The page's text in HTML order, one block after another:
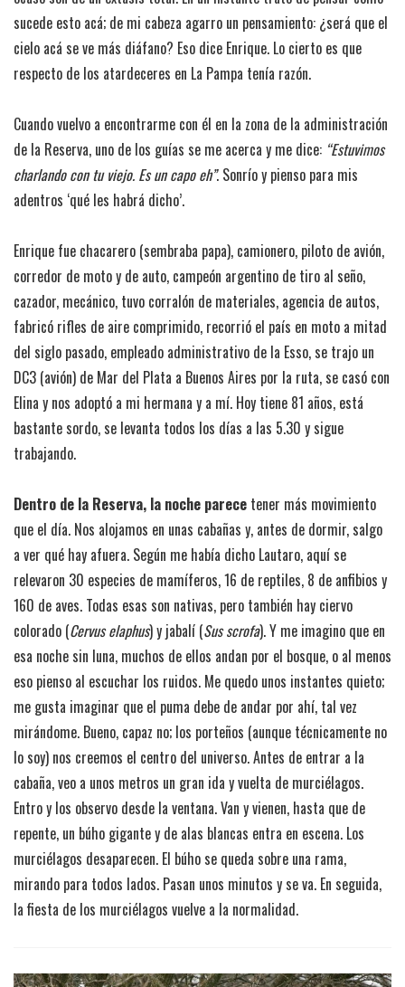
sucede esto acá; de mi cabeza agarro un pensamiento: ¿será que el
cielo acá se ve más diáfano? Eso dice Enrique. Lo cierto es que
respecto de los atardeceres en La Pampa tenía razón.
Cuando vuelvo a encontrarme con él en la zona de la administración
de la Reserva, uno de los guías se me acerca y me dice: “Estuvimos
charlando con tu viejo. Es un capo eh”. Sonrío y pienso para mis
adentros ‘qué les habrá dicho’.
Enrique fue chacarero (sembraba papa), camionero, piloto de avión,
corredor de moto y de auto, campeón argentino de tiro al seño,
cazador, mecánico, tuvo corralón de materiales, agencia de autos,
fabricó rifles de aire comprimido, recorrió el país en moto a mitad
del siglo pasado, empleado administrativo de la Esso, se trajo un
DC3 (avión) de Mar del Plata a Buenos Aires por la ruta, se casó con
Elina y nos adoptó a mi hermana y a mí. Hoy tiene 81 años, está
bastante sordo, se levanta todos los días a las 5.30 y sigue
trabajando.
Dentro de la Reserva, la noche parece tener más movimiento
que el día. Nos alojamos en unas cabañas y, antes de dormir, salgo
a ver qué hay afuera. Según me había dicho Lautaro, aquí se
relevaron 30 especies de mamíferos, 16 de reptiles, 8 de anfibios y
160 de aves. Todas esas son nativas, pero también hay ciervo
colorado (Cervus elaphus) y jabalí (Sus scrofa). Y me imagino que en
esa noche sin luna, muchos de ellos andan por el bosque, o al menos
eso pienso al escuchar los ruidos. Me quedo unos instantes quieto;
me gusta imaginar que el puma debe de andar por ahí, tal vez
mirándome. Bueno, capaz no; los porteños (aunque técnicamente no
lo soy) nos creemos el centro del universo. Antes de entrar a la
cabaña, veo a unos metros un gran ida y vuelta de murciélagos.
Entro y los observo desde la ventana. Van y vienen, hasta que de
repente, un búho gigante y de alas blancas entra en escena. Los
murciélagos desaparecen. El búho se queda sobre una rama,
mirando para todos lados. Pasan unos minutos y se va. En seguida,
la fiesta de los murciélagos vuelve a la normalidad.